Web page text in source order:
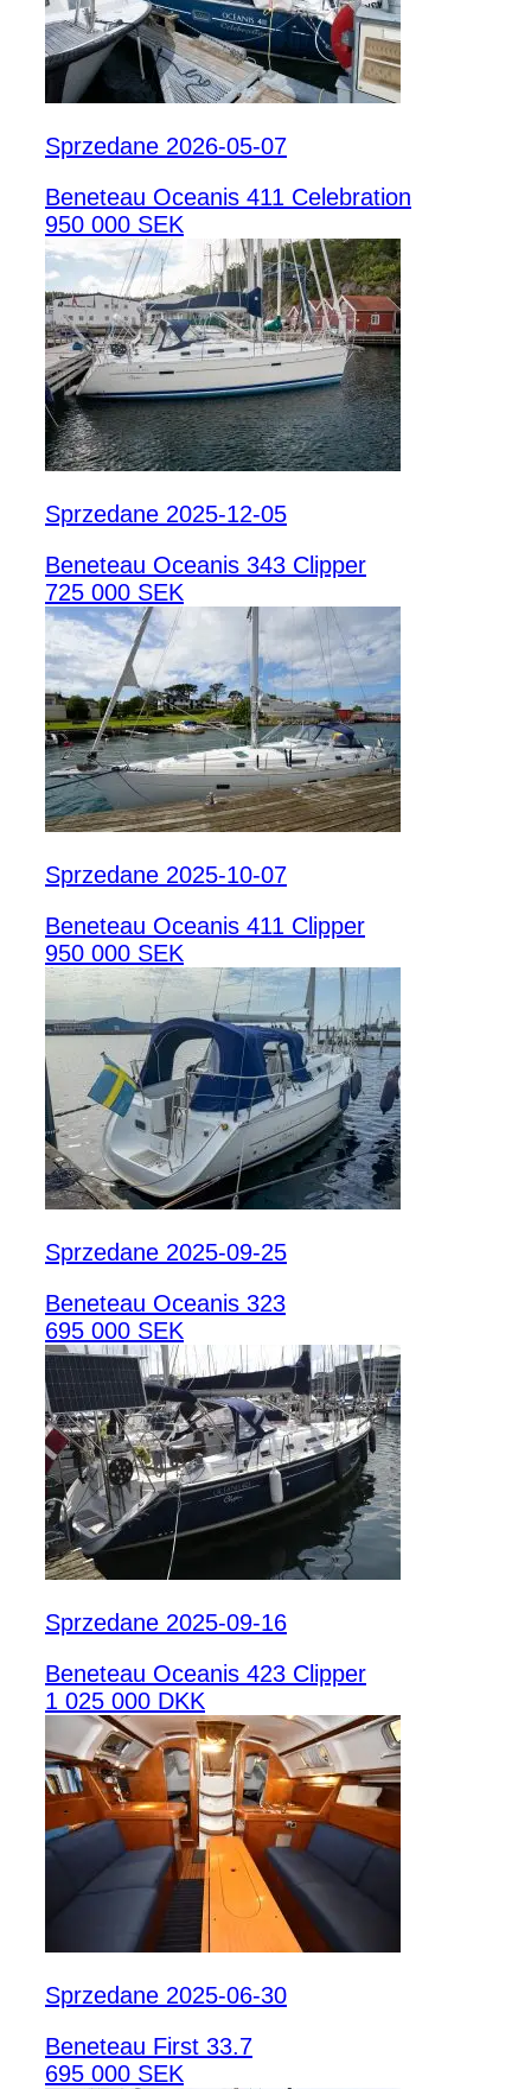
Sprzedane 2026-05-07
Beneteau Oceanis 411 Celebration
950 000 SEK
Sprzedane 2025-12-05
Beneteau Oceanis 343 Clipper
725 000 SEK
Sprzedane 2025-10-07
Beneteau Oceanis 411 Clipper
950 000 SEK
Sprzedane 2025-09-25
Beneteau Oceanis 323
695 000 SEK
Sprzedane 2025-09-16
Beneteau Oceanis 423 Clipper
1 025 000 DKK
Sprzedane 2025-06-30
Beneteau First 33.7
695 000 SEK